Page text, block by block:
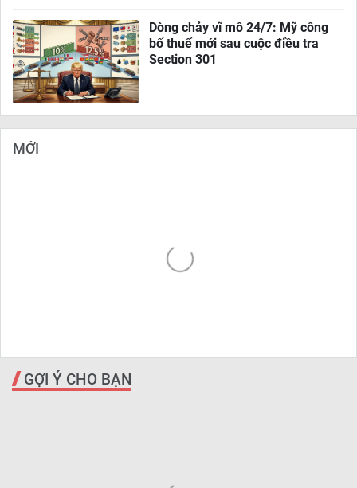
Dòng chảy vĩ mô 24/7: Mỹ công
bố thuế mới sau cuộc điều tra
Section 301
MỚI
GỢI Ý CHO BẠN